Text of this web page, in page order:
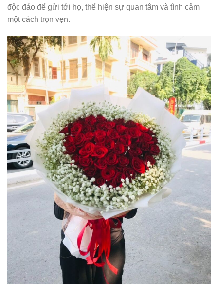
độc đáo để gửi tới họ, thể hiện sự quan tâm và tình cảm
một cách trọn vẹn.